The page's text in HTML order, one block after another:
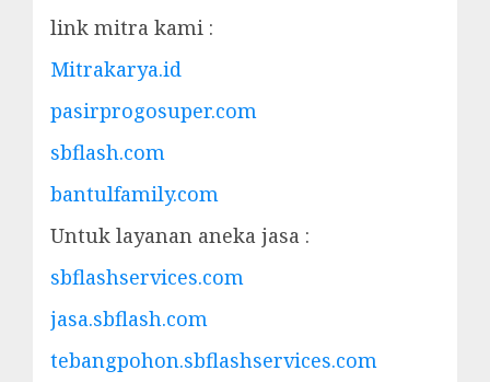
link mitra kami :
Mitrakarya.id
pasirprogosuper.com
sbflash.com
bantulfamily.com
Untuk layanan aneka jasa :
sbflashservices.com
jasa.sbflash.com
tebangpohon.sbflashservices.com